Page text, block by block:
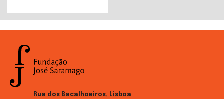
Rua dos Bacalhoeiros, Lisboa